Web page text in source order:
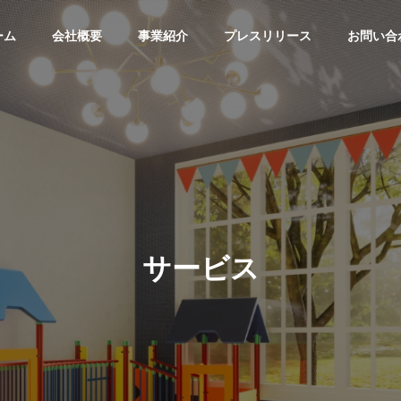
ム 会社概要 事業紹介 プレスリリース お問い合
サービス